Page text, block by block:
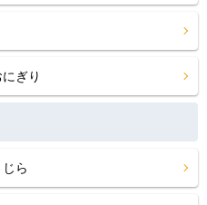
ぎり
ら